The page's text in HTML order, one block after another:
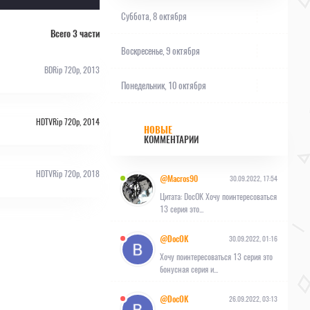
Всего 3 части
BDRip 720p, 2013
HDTVRip 720p, 2014
HDTVRip 720p, 2018
Суббота, 8 октября
Воскресенье, 9 октября
Понедельник, 10 октября
НОВЫЕ
КОММЕНТАРИИ
@Macros90 30.09.2022, 17:54
Цитата: DocOK Хочу поинтересоваться
13 серия это...
@DocOK 30.09.2022, 01:16
Хочу поинтересоваться 13 серия это
бонусная серия и...
@DocOK 26.09.2022, 03:13